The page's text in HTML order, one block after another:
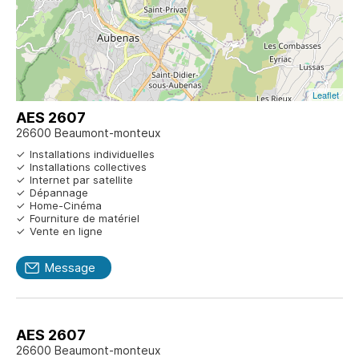
Leaflet
AES 2607
26600 Beaumont-monteux
Installations individuelles
Installations collectives
Internet par satellite
Dépannage
Home-Cinéma
Fourniture de matériel
Vente en ligne
Message
AES 2607
26600 Beaumont-monteux